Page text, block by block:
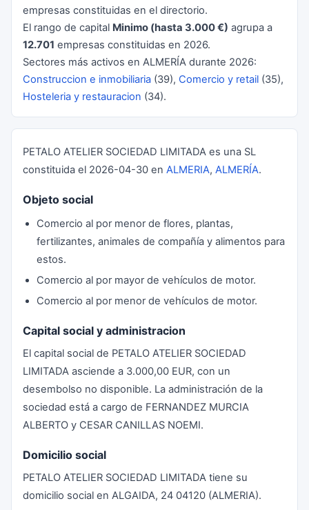
empresas constituidas en el directorio.
El rango de capital Minimo (hasta 3.000 €) agrupa a
12.701 empresas constituidas en 2026.
Sectores más activos en ALMERÍA durante 2026:
Construccion e inmobiliaria (39), Comercio y retail (35),
Hosteleria y restauracion (34).
PETALO ATELIER SOCIEDAD LIMITADA es una SL
constituida el 2026-04-30 en ALMERIA, ALMERÍA.
Objeto social
Comercio al por menor de flores, plantas,
fertilizantes, animales de compañía y alimentos para
estos.
Comercio al por mayor de vehículos de motor.
Comercio al por menor de vehículos de motor.
Capital social y administracion
El capital social de PETALO ATELIER SOCIEDAD
LIMITADA asciende a 3.000,00 EUR, con un
desembolso no disponible. La administración de la
sociedad está a cargo de FERNANDEZ MURCIA
ALBERTO y CESAR CANILLAS NOEMI.
Domicilio social
PETALO ATELIER SOCIEDAD LIMITADA tiene su
domicilio social en ALGAIDA, 24 04120 (ALMERIA).